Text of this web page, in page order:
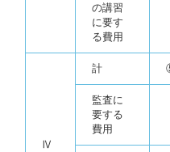
の講習
に要す
る費用
Ⅳ
計
監査に
要する
費用